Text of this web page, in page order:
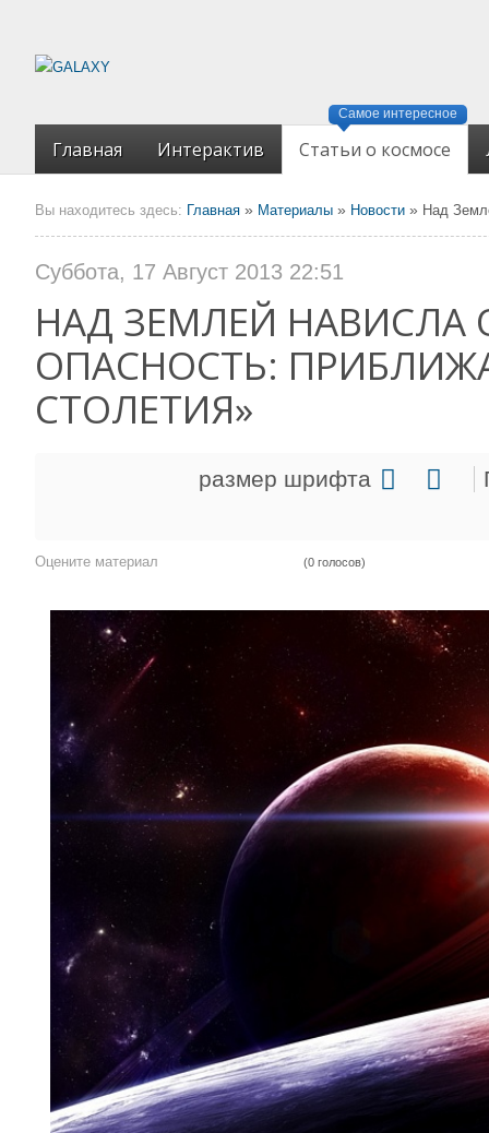
Главная Интерактив Статьи о космосе
Самое интересное
Вы находитесь здесь: Главная » Материалы » Новости » Над
Суббота, 17 Август 2013 22:51
НАД ЗЕМЛЕЙ НАВИСЛА
ОПАСНОСТЬ:
СТОЛЕТИЯ»
размер шрифта
Оцените материал (0 голосов)